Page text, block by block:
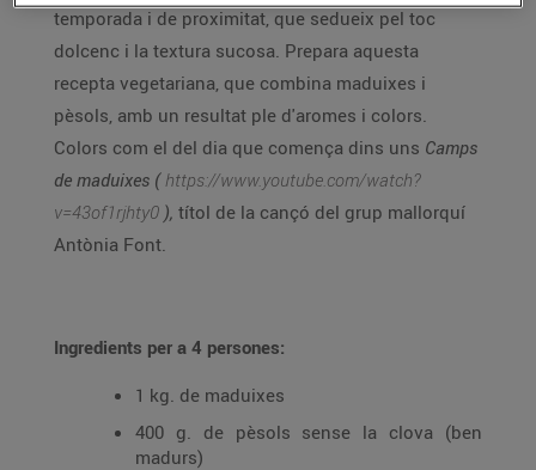
temporada i de proximitat, que sedueix pel toc
dolcenc i la textura sucosa. Prepara aquesta
recepta vegetariana, que combina maduixes i
pèsols, amb un resultat ple d'aromes i colors.
Colors com el del dia que comença dins uns Camps
de maduixes ( https://www.youtube.com/watch?
v=43of1rjhty0 ), títol de la cançó del grup mallorquí
Antònia Font.
Ingredients per a 4 persones:
1 kg. de maduixes
400 g. de pèsols sense la clova (ben
madurs)